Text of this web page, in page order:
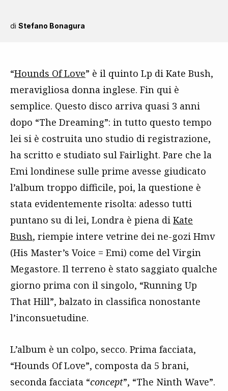
di Stefano Bonagura
“Hounds Of Love” è il quinto Lp di Kate Bush,
meravigliosa donna inglese. Fin qui è
semplice. Questo disco arriva quasi 3 anni
dopo “The Dreaming”: in tutto questo tempo
lei si è costruita uno studio di registrazione,
ha scritto e studiato sul Fairlight. Pare che la
Emi londinese sulle prime avesse giudicato
l’album troppo difficile, poi, la questione è
stata evidentemente risolta: adesso tutti
puntano su di lei, Londra è piena di Kate
Bush, riempie intere vetrine dei ne-gozi Hmv
(His Master’s Voice = Emi) come del Virgin
Megastore. Il terreno è stato saggiato qualche
giorno prima con il singolo, “Running Up
That Hill”, balzato in classifica nonostante
l’inconsuetudine.
L’album è un colpo, secco. Prima facciata,
“Hounds Of Love”, composta da 5 brani,
seconda facciata “concept”, “The Ninth Wave”.